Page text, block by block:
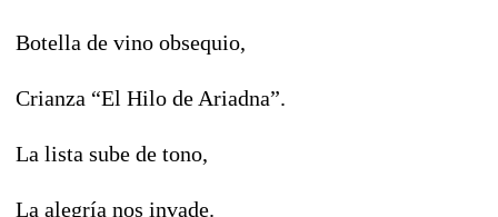
Botella de vino obsequio,
Crianza “El Hilo de Ariadna”.
La lista sube de tono,
La alegría nos invade.